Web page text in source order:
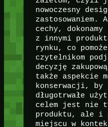
nowoczesny
cechy,
z innymi
rynku, co pomoże
czytelnikom
decyzję
także aspekcie
konserwacji, by
długotrwałe
celem jest nie
produktu, ale i
miejscu w